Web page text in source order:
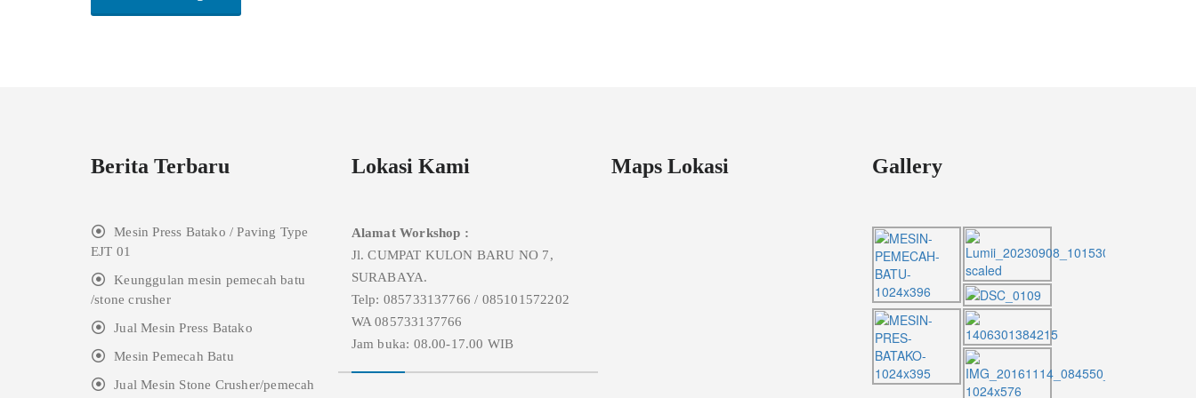
Berita Terbaru
Mesin Press Batako / Paving Type
EJT 01
Keunggulan mesin pemecah batu
/stone crusher
Jual Mesin Press Batako
Mesin Pemecah Batu
Jual Mesin Stone Crusher/pemecah
Lokasi Kami
Alamat Workshop :
Jl. CUMPAT KULON BARU NO 7,
SURABAYA.
Telp: 085733137766 / 085101572202
WA 085733137766
Jam buka: 08.00-17.00 WIB
Maps Lokasi Gallery